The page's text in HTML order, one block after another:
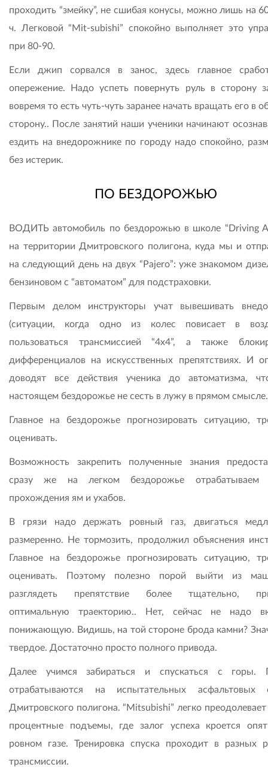
проходить “змейку”, не сшибая конусы, можно лишь на
ч. Легковой “Mit-subishi” спокойно выполняет это
при 80-90.
Если джип сорвался в занос, здесь главное
опережение. Надо успеть повернуть руль в сторону
вовремя то есть чуть-чуть заранее начать вращать его в
сторону.. После занятий наши ученики начинают
ездить на внедорожнике по городу надо спокойно,
без истерик.
ПО БЕЗДОРОЖЬЮ
ВОДИТЬ автомобиль по бездорожью в школе “Driving
на территории Дмитровского полигона, куда мы и
на следующий день на двух “Pajero”: уже знакомом
бензиновом с “автоматом” для подстраховки.
Первым делом инструкторы учат вывешивать
(ситуации, когда одно из колес повисает в
пользоваться трансмиссией “4х4”, а также
дифференциалов на искусственных препятствиях. И
доводят все действия ученика до автоматизма,
настоящем бездорожье не сесть в лужу в прямом смысле.
Главное на бездорожье прогнозировать ситуацию,
оценивать.
Возможность закрепить полученные знания
сразу же на легком бездорожье отрабатываем
прохождения ям и ухабов.
В грязи надо держать ровный газ, двигаться
размеренно. Не тормозить, продолжил объяснения
Главное на бездорожье прогнозировать ситуацию,
оценивать. Поэтому полезно порой выйти из
разглядеть препятствие более тщательно,
оптимальную траекторию.. Нет, сейчас не надо
понижающую. Видишь, на той стороне брода камни?
твердое. Достаточно просто полного привода.
Далее учимся забираться и спускаться с горы.
отрабатываются на испытательных асфальтовых
Дмитровского полигона. “Mitsubishi” легко
процентные подъемы, где залог успеха кроется
ровном газе. Тренировка спуска проходит в разных
трансмиссии.